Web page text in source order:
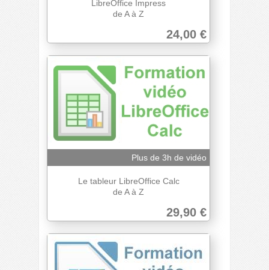
LibreOffice Impress
de A à Z
24,00 €
Plus de 3h de vidéo
Le tableur LibreOffice Calc
de A à Z
29,90 €